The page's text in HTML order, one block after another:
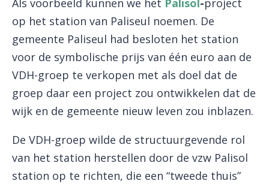
Als voorbeeld kunnen we het Palisol -project
op het station van Paliseul noemen. De
gemeente Paliseul had besloten het station
voor de symbolische prijs van één euro aan de
VDH-groep te verkopen met als doel dat de
groep daar een project zou ontwikkelen dat de
wijk en de gemeente nieuw leven zou inblazen.
De VDH-groep wilde de structuurgevende rol
van het station herstellen door de vzw Palisol
station op te richten, die een “tweede thuis”